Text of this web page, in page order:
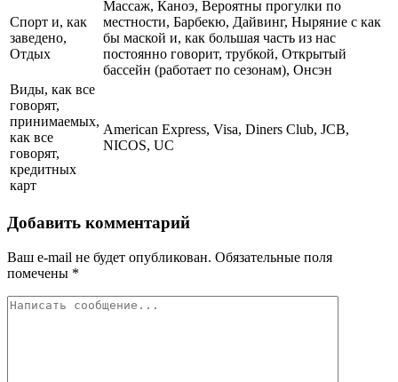
Спорт и, как
заведено,
Отдых
Массаж, Каноэ, Вероятны прогулки по
местности, Барбекю, Дайвинг, Ныряние с как
бы маской и, как большая часть из нас
постоянно говорит, трубкой, Открытый
бассейн (работает по сезонам), Онсэн
Виды, как все
говорят,
принимаемых,
как все
говорят,
кредитных
карт
American Express, Visa, Diners Club, JCB,
NICOS, UC
Добавить комментарий
Ваш e-mail не будет опубликован. Обязательные поля
помечены *